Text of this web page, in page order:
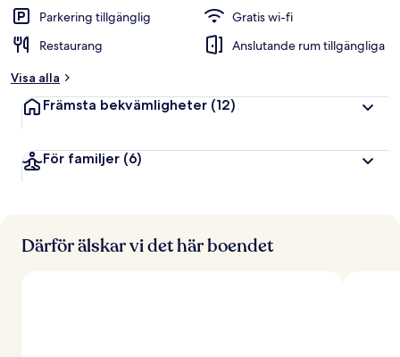
Parkering tillgänglig
Gratis wi-fi
Restaurang
Anslutande rum tillgängliga
Visa alla
Främsta bekvämligheter (12)
För familjer (6)
Därför älskar vi det här boendet